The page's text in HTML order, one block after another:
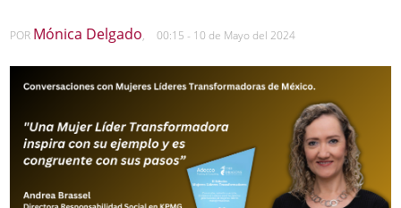
POR Mónica Delgado, 00:15 - 10 de Mayo del 2024